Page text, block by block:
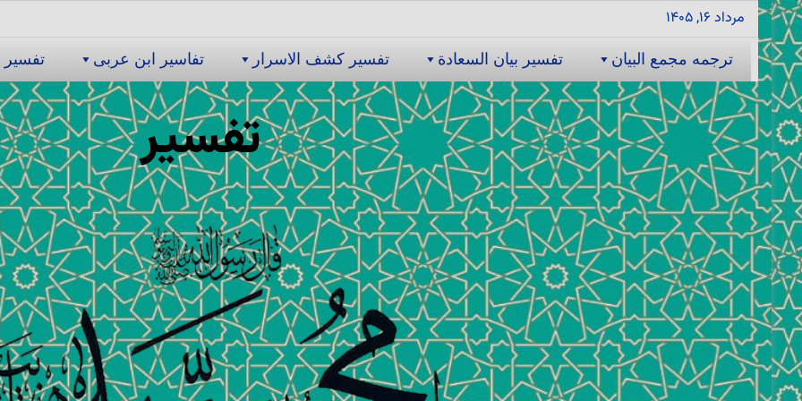
مرداد ۱۶, ۱۴۰۵
ترجمه مجمع البیان تفسیر بیان السعادة تفسیر كشف الاسرار تفاسیر ابن عربى تفسیر
تفسیر